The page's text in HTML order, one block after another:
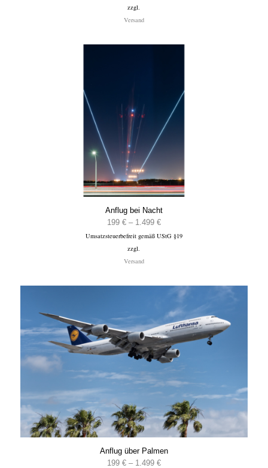
zzgl.
Versand
Anflug bei Nacht
199 € – 1.499 €Preisspanne:
199 €
Umsatzsteuerbefreit gemäß UStG §19
zzgl.
Versand
Anflug über Palmen
199 € – 1.499 €Preisspanne: